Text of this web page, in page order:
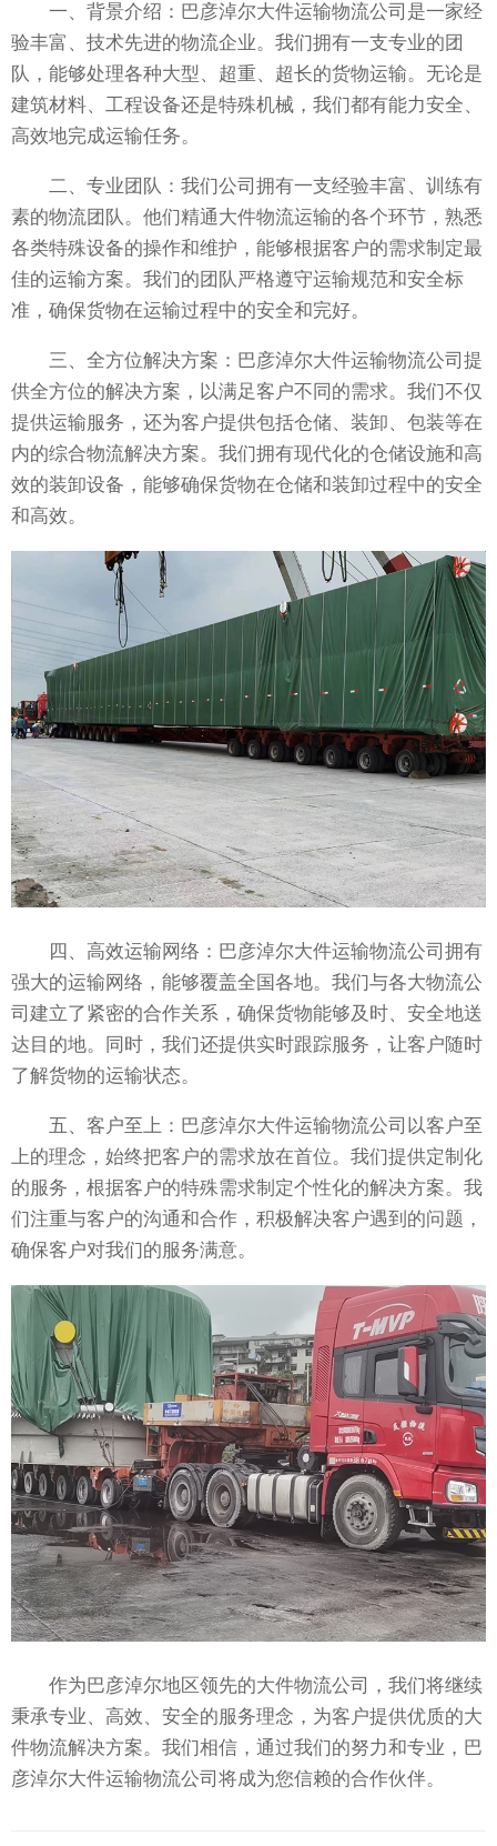
一、背景介绍：巴彦淖尔大件运输物流公司是一家经
验丰富、技术先进的物流企业。我们拥有一支专业的团
队，能够处理各种大型、超重、超长的货物运输。无论是
建筑材料、工程设备还是特殊机械，我们都有能力安全、
高效地完成运输任务。
二、专业团队：我们公司拥有一支经验丰富、训练有
素的物流团队。他们精通大件物流运输的各个环节，熟悉
各类特殊设备的操作和维护，能够根据客户的需求制定最
佳的运输方案。我们的团队严格遵守运输规范和安全标
准，确保货物在运输过程中的安全和完好。
三、全方位解决方案：巴彦淖尔大件运输物流公司提
供全方位的解决方案，以满足客户不同的需求。我们不仅
提供运输服务，还为客户提供包括仓储、装卸、包装等在
内的综合物流解决方案。我们拥有现代化的仓储设施和高
效的装卸设备，能够确保货物在仓储和装卸过程中的安全
和高效。
四、高效运输网络：巴彦淖尔大件运输物流公司拥有
强大的运输网络，能够覆盖全国各地。我们与各大物流公
司建立了紧密的合作关系，确保货物能够及时、安全地送
达目的地。同时，我们还提供实时跟踪服务，让客户随时
了解货物的运输状态。
五、客户至上：巴彦淖尔大件运输物流公司以客户至
上的理念，始终把客户的需求放在首位。我们提供定制化
的服务，根据客户的特殊需求制定个性化的解决方案。我
们注重与客户的沟通和合作，积极解决客户遇到的问题，
确保客户对我们的服务满意。
作为巴彦淖尔地区领先的大件物流公司，我们将继续
秉承专业、高效、安全的服务理念，为客户提供优质的大
件物流解决方案。我们相信，通过我们的努力和专业，巴
彦淖尔大件运输物流公司将成为您信赖的合作伙伴。